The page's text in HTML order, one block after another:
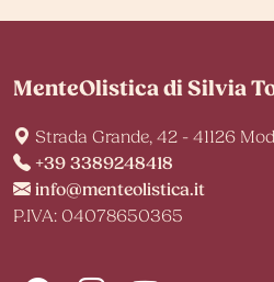
MenteOlistica di Silvia
Strada Grande, 42 - 41126
+39 3389248418
info@menteolistica.it
P.IVA: 04078650365